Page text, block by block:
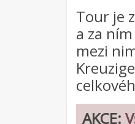
Tour je
a za
mezi
AKCE: